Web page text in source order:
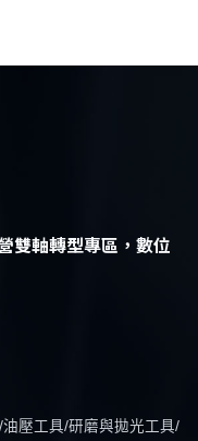
雙軸轉型專區，數位
壓工具/研磨與拋光工具/